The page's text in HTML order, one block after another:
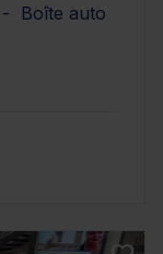
Boîte auto